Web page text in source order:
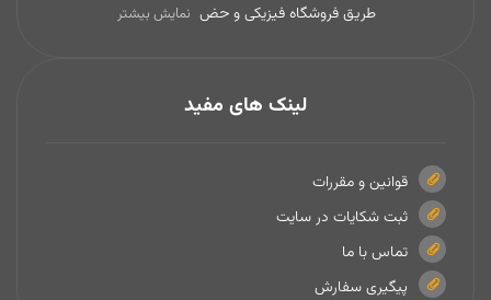
طریق فروشگاه فیزیکی و حض نمایش بیشتر
لینک های مفید
قوانین و مقررات
ثبت شکایات در سایت
تماس با ما
پیگیری سفارش